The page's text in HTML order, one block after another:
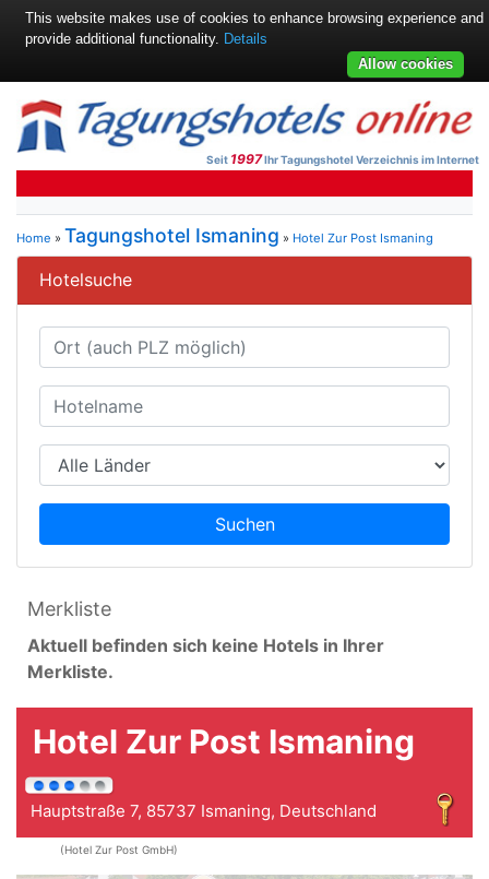
Seit 1997Ihr Tagungshotel Verzeichnis im Internet
Home » Tagungshotel Ismaning » Hotel Zur Post Ismaning
Hotelsuche
Suchen
Merkliste
Aktuell befinden sich keine Hotels in Ihrer
Merkliste.
Hotel Zur Post Ismaning
Hauptstraße 7, 85737 Ismaning, Deutschland
(Hotel Zur Post GmbH)
This website makes use of cookies to enhance browsing experience and
provide additional functionality. Details
Allow cookies